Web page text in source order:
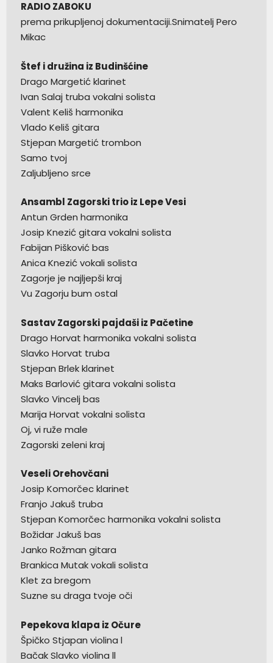
RADIO ZABOKU
prema prikupljenoj dokumentaciji.Snimatelj Pero
Mikac
Štef i družina iz Budinšćine
Drago Margetić klarinet
Ivan Salaj truba vokalni solista
Valent Keliš harmonika
Vlado Keliš gitara
Stjepan Margetić trombon
Samo tvoj
Zaljubljeno srce
Ansambl Zagorski trio iz Lepe Vesi
Antun Grden harmonika
Josip Knezić gitara vokalni solista
Fabijan Pišković bas
Anica Knezić vokali solista
Zagorje je najljepši kraj
Vu Zagorju bum ostal
Sastav Zagorski pajdaši iz Pačetine
Drago Horvat harmonika vokalni solista
Slavko Horvat truba
Stjepan Brlek klarinet
Maks Barlović gitara vokalni solista
Slavko Vincelj bas
Marija Horvat vokalni solista
Oj, vi ruže male
Zagorski zeleni kraj
Veseli Orehovčani
Josip Komorčec klarinet
Franjo Jakuš truba
Stjepan Komorčec harmonika vokalni solista
Božidar Jakuš bas
Janko Rožman gitara
Brankica Mutak vokali solista
Klet za bregom
Suzne su draga tvoje oči
Pepekova klapa iz Očure
Špičko Stjapan violina l
Bačak Slavko violina ll